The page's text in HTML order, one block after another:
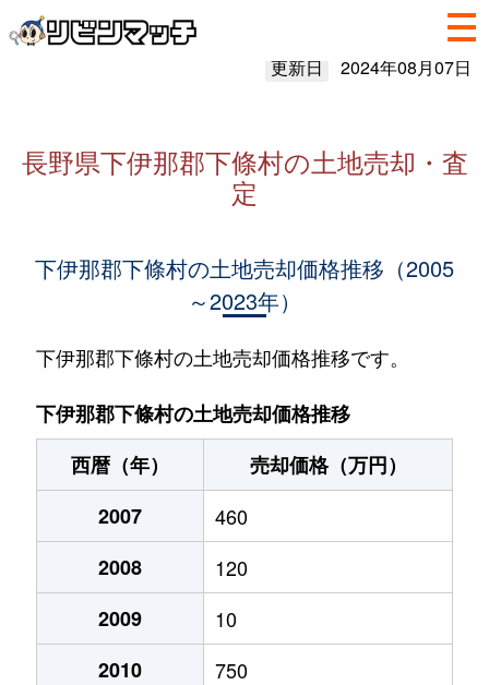
更新日 2024年08月07日
長野県下伊那郡下條村の土地売却・査
定
下伊那郡下條村の土地売却価格推移（2005
～2023年）
下伊那郡下條村の土地売却価格推移です。
下伊那郡下條村の土地売却価格推移
西暦（年）
売却価格（万円）
2007
460
2008
120
2009
10
2010
750